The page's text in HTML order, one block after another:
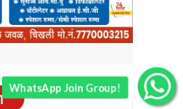
WhatsApp Join Group!